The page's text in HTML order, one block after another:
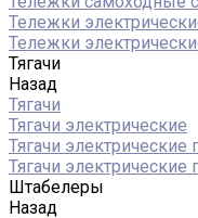
Тележки
Тележки
Тягачи
Назад
Тягачи
Тягачи электрические
Тягачи
Тягачи
Штабелеры
Назад